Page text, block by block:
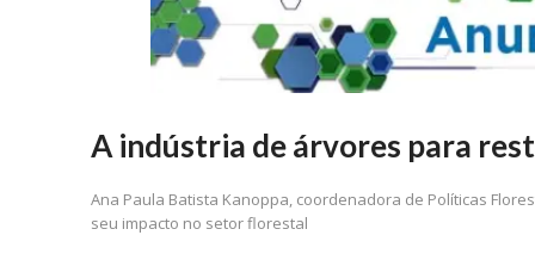
A indústria de árvores para
Ana Paula Batista Kanoppa, coordenadora de Políticas
seu impacto no setor florestal